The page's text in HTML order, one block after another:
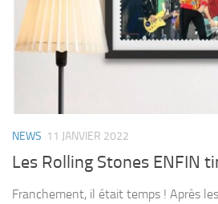
NEWS 11 JANVIER 2022
Les Rolling Stones ENFIN
Franchement, il était temps ! Après